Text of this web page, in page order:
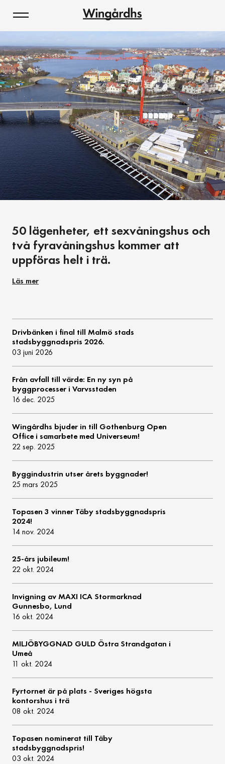
50 lägenheter, ett sexvåningshus och
två fyravåningshus kommer att
uppföras helt i trä.
Läs mer
Drivbänken i final till Malmö stads
stadsbyggnadspris 2026.
03 juni 2026
Från avfall till värde: En ny syn på
byggprocesser i Varvsstaden
16 dec. 2025
Wingårdhs bjuder in till Gothenburg Open
Office i samarbete med Universeum!
22 sep. 2025
Byggindustrin utser årets byggnader!
25 mars 2025
Topasen 3 vinner Täby stadsbyggnadspris
2024!
14 nov. 2024
25-års jubileum!
22 okt. 2024
Invigning av MAXI ICA Stormarknad
Gunnesbo, Lund
16 okt. 2024
MILJÖBYGGNAD GULD Östra Strandgatan i
Umeå
11 okt. 2024
Fyrtornet är på plats - Sveriges högsta
kontorshus i trä
08 okt. 2024
Topasen nominerat till Täby
stadsbyggnadspris!
03 okt. 2024